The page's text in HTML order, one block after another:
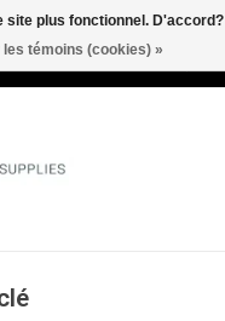
site plus fonctionnel. D'accord?
témoins (cookies) »